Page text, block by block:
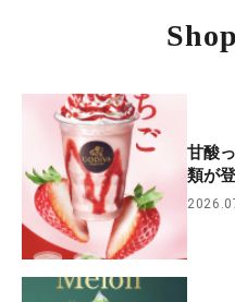
甘酸
類が